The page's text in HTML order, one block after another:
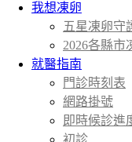
我想凍卵
五星凍卵守
2026各縣市
就醫指南
門診時刻表
網路掛號
即時候診進
初診